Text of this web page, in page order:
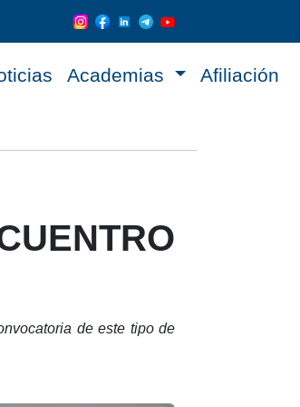
Academias Afiliación
de este tipo de